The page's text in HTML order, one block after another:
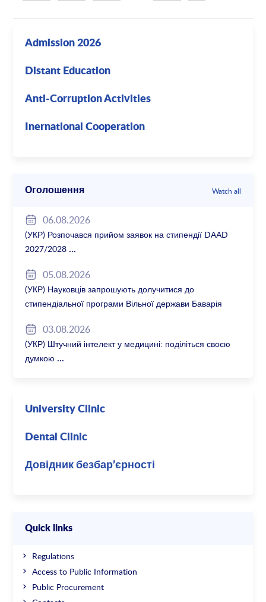
Admission 2026
Distant Education
Anti-Corruption Activities
Inernational Cooperation
Оголошення Watch all
06.08.2026
(УКР) Розпочався прийом заявок на стипендії DAAD
2027/2028
05.08.2026
(УКР) Науковців запрошують долучитися до
стипендіальної програми Вільної держави Баварія
03.08.2026
(УКР) Штучний інтелект у медицині: поділіться своєю
думкою
University Clinic
Dental Clinic
Довідник безбар’єрності
Quick links
Regulations
Access to Public Information
Public Procurement